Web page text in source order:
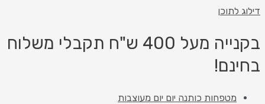
דילוג לתוכן
בקנייה מעל 400 ש"ח תקבלי משלוח
בחינם!
מטפחות כותנה יום יום מעוצבות